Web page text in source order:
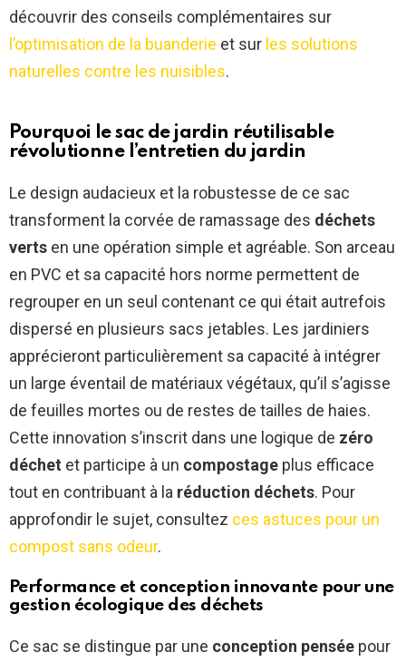
découvrir des conseils complémentaires sur
l’optimisation de la buanderie et sur les solutions
naturelles contre les nuisibles.
Pourquoi le sac de jardin réutilisable
révolutionne l’entretien du jardin
Le design audacieux et la robustesse de ce sac
transforment la corvée de ramassage des déchets
verts en une opération simple et agréable. Son arceau
en PVC et sa capacité hors norme permettent de
regrouper en un seul contenant ce qui était autrefois
dispersé en plusieurs sacs jetables. Les jardiniers
apprécieront particulièrement sa capacité à intégrer
un large éventail de matériaux végétaux, qu’il s’agisse
de feuilles mortes ou de restes de tailles de haies.
Cette innovation s’inscrit dans une logique de zéro
déchet et participe à un compostage plus efficace
tout en contribuant à la réduction déchets. Pour
approfondir le sujet, consultez ces astuces pour un
compost sans odeur.
Performance et conception innovante pour une
gestion écologique des déchets
Ce sac se distingue par une conception pensée pour